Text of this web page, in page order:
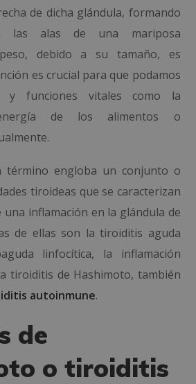
de dicha glándula, formando
las alas de una mariposa
debido a su tamaño, es
es crucial para que podamos
y funciones vitales como la
de los alimentos o
término engloba un conjunto o
tiroideas que se caracterizan
una inflamación en la glándula de
de ellas son la tiroiditis aguda
linfocítica, la inflamación
tiroiditis de Hashimoto, también
autoinmune.
de
o tiroiditis